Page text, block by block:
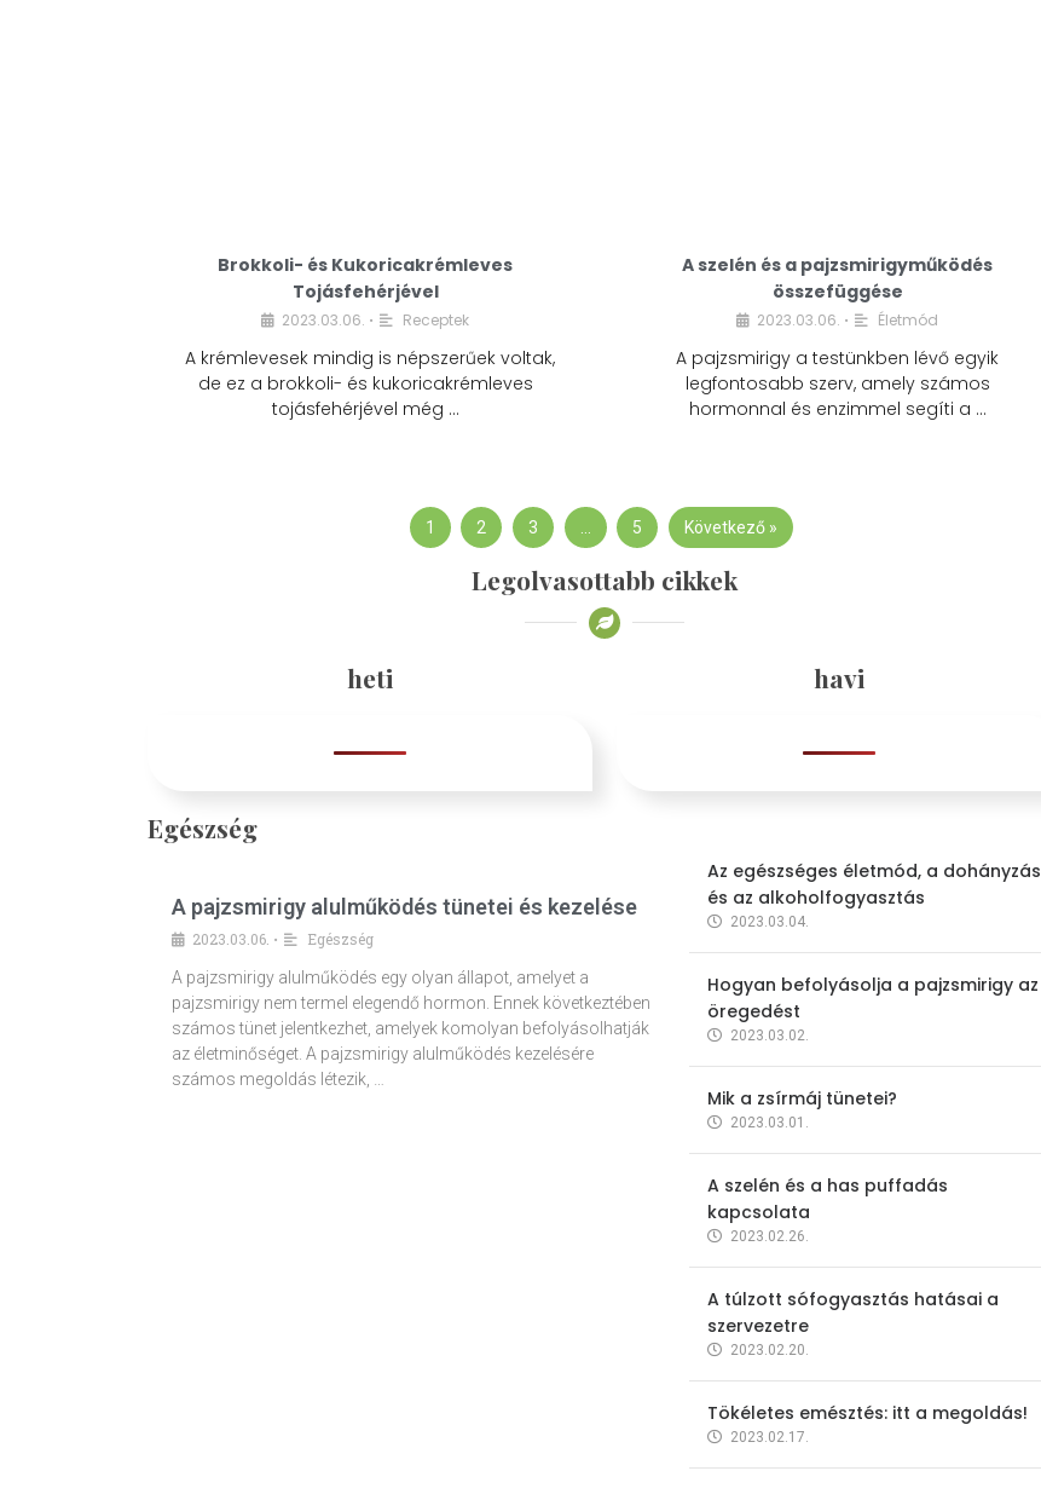
Brokkoli- és Kukoricakrémleves
Tojásfehérjével
2023.03.06. • Receptek
A krémlevesek mindig is népszerűek voltak,
de ez a brokkoli- és kukoricakrémleves
tojásfehérjével még …
A szelén és a pajzsmirigyműködés
összefüggése
2023.03.06. • Életmód
A pajzsmirigy a testünkben lévő egyik
legfontosabb szerv, amely számos
hormonnal és enzimmel segíti a …
1 2 3 5 Következő »
Legolvasottabb cikkek
heti havi
Egészség
A pajzsmirigy alulműködés tünetei és kezelése
2023.03.06. •
Egészség
A pajzsmirigy alulműködés egy olyan állapot, amelyet a
pajzsmirigy nem termel elegendő hormon. Ennek következtében
számos tünet jelentkezhet, amelyek komolyan befolyásolhatják
az életminőséget. A pajzsmirigy alulműködés kezelésére
számos megoldás létezik, …
Az egészséges életmód, a dohányzás
és az alkoholfogyasztás
2023.03.04.
Hogyan befolyásolja a pajzsmirigy az
öregedést
2023.03.02.
Mik a zsírmáj tünetei?
2023.03.01.
A szelén és a has puffadás
kapcsolata
2023.02.26.
A túlzott sófogyasztás hatásai a
szervezetre
2023.02.20.
Tökéletes emésztés: itt a megoldás!
2023.02.17.